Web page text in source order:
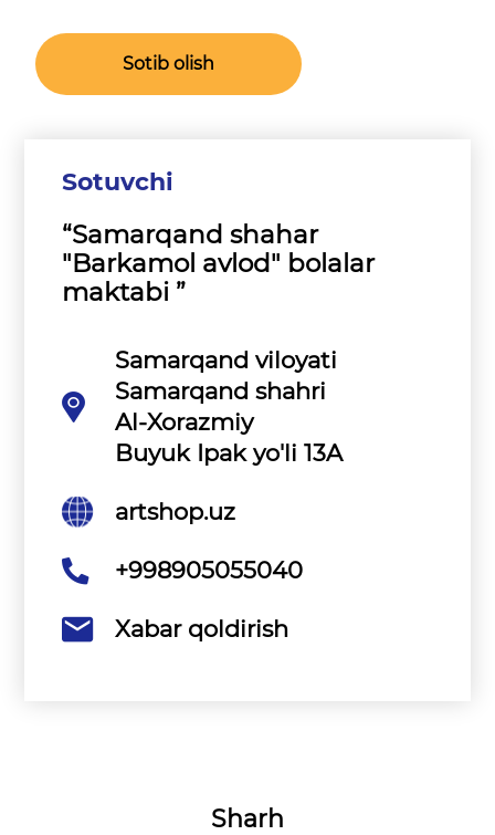
Sotib olish
Sotuvchi
“Samarqand shahar
"Barkamol avlod" bolalar
maktabi ”
Samarqand viloyati
Samarqand shahri
Al-Xorazmiy
Buyuk Ipak yo'li 13A
artshop.uz
+998905055040
Xabar qoldirish
Sharh